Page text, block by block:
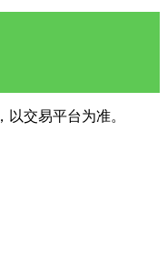
以交易平台为准。